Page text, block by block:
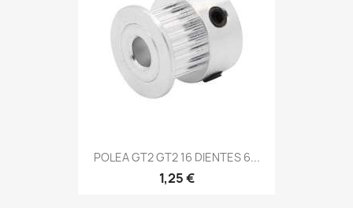
POLEA GT2 GT2 16 DIENTES 6...
1,25 €